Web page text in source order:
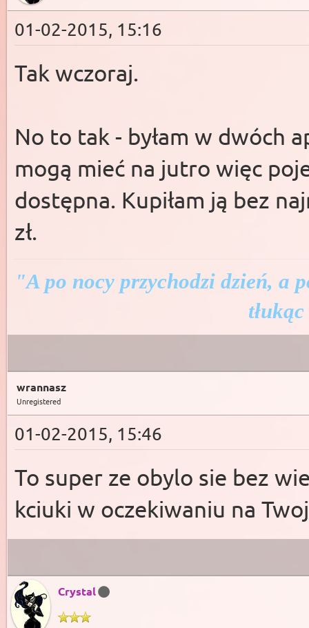
01-02-2015, 15:16
Tak wczoraj.
No to tak - byłam w dwóch
mogą mieć na jutro więc
dostępna. Kupiłam ją bez
zł.
"A po nocy przychodzi dzień, a
wrannasz
Unregistered
01-02-2015, 15:46
To super ze obylo sie bez
kciuki w oczekiwaniu na
Crystal